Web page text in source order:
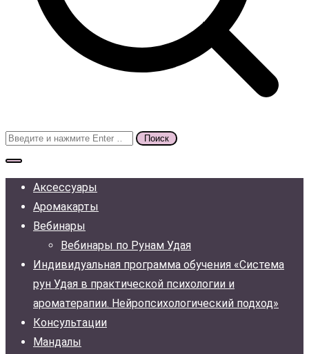
Поиск
для:
Аксессуары
Аромакарты
Вебинары
Вебинары по Рунам Удая
Индивидуальная программа обучения «Система
рун Удая в практической психологии и
ароматерапии. Нейропсихологический подход»
Консультации
Мандалы